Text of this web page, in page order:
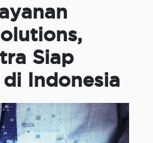
Siap
Indonesia